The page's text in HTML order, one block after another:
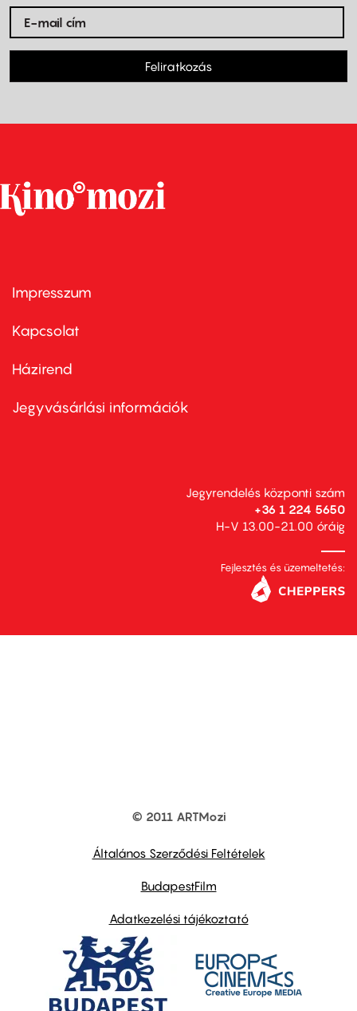
Feliratkozás
Footer
first
Impresszum
Kapcsolat
Footer
second
Házirend
Jegyvásárlási információk
Jegyrendelés központi szám
+36 1 224 5650
H-V 13.00-21.00 óráig
Fejlesztés és üzemeltetés:
© 2011 ARTMozi
Általános Szerződési Feltételek
BudapestFilm
Adatkezelési tájékoztató